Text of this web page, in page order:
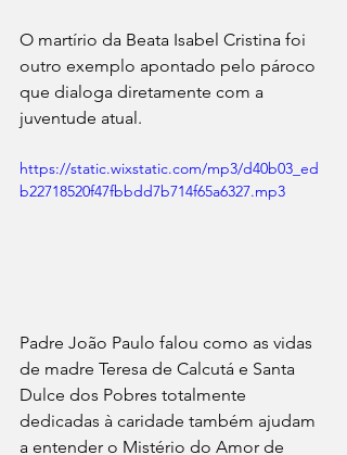
O martírio da Beata Isabel Cristina foi
outro exemplo apontado pelo pároco
que dialoga diretamente com a
juventude atual.
https://static.wixstatic.com/mp3/d40b03_ed
b22718520f47fbbdd7b714f65a6327.mp3
Padre João Paulo falou como as vidas
de madre Teresa de Calcutá e Santa
Dulce dos Pobres totalmente
dedicadas à caridade também ajudam
a entender o Mistério do Amor de